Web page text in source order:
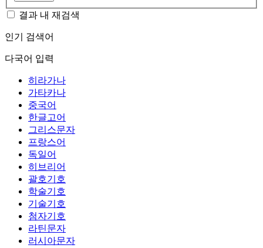
결과 내 재검색
인기 검색어
다국어 입력
히라가나
가타카나
중국어
한글고어
그리스문자
프랑스어
독일어
히브리어
괄호기호
학술기호
기술기호
첨자기호
라틴문자
러시아문자